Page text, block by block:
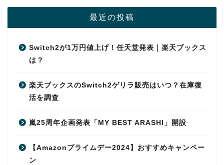
最近の投稿
Switch2が1万円値上げ！任天堂発表｜楽天ブックス
は？
楽天ブックスのSwitch2ゲリラ販売はいつ？在庫復
活を調査
嵐25周年企画発表「MY BEST ARASHI」開設
【Amazonプライムデー2024】おすすめキャンペー
ン